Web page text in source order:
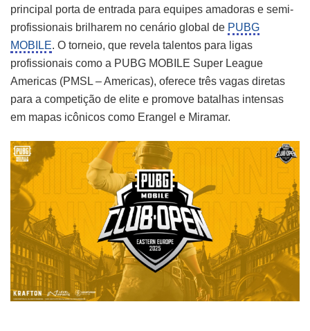
principal porta de entrada para equipes amadoras e semi-
profissionais brilharem no cenário global de PUBG
MOBILE. O torneio, que revela talentos para ligas
profissionais como a PUBG MOBILE Super League
Americas (PMSL – Americas), oferece três vagas diretas
para a competição de elite e promove batalhas intensas
em mapas icônicos como Erangel e Miramar.